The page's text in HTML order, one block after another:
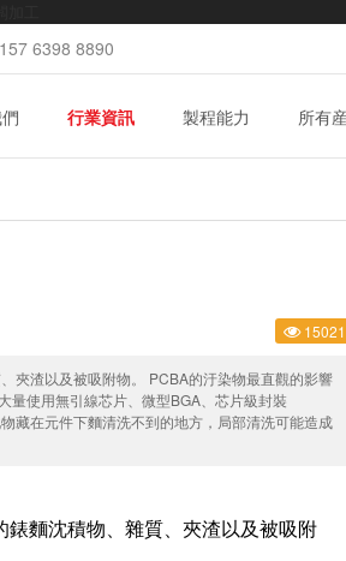
6398 8890
行業資訊 製程能力 所有
15021
夾渣以及被吸附物。 PCBA的汙染物最直觀的影響
量使用無引線芯片、微型BGA、芯片級封裝
藏在元件下麵清洗不到的地方，局部清洗可能造成
麵沈積物、雜質、夾渣以及被吸附